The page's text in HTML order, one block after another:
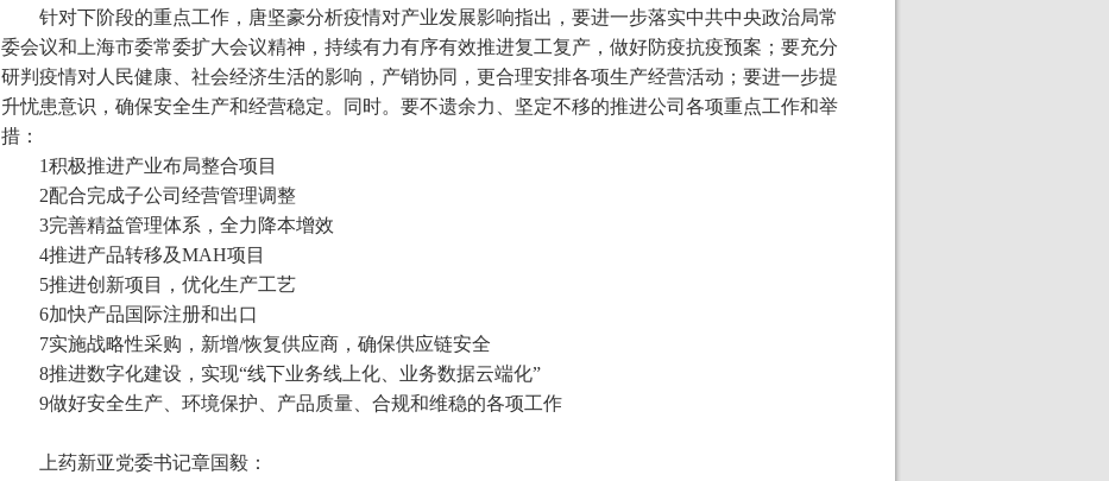
针对下阶段的重点工作，唐坚豪分析疫情对产业发展影响指出，要进一步落实中共中央政治局常
委会议和上海市委常委扩大会议精神，持续有力有序有效推进复工复产，做好防疫抗疫预案；要充分
研判疫情对人民健康、社会经济生活的影响，产销协同，更合理安排各项生产经营活动；要进一步提
升忧患意识，确保安全生产和经营稳定。同时。要不遗余力、坚定不移的推进公司各项重点工作和举
措：
1积极推进产业布局整合项目
2配合完成子公司经营管理调整
3完善精益管理体系，全力降本增效
4推进产品转移及MAH项目
5推进创新项目，优化生产工艺
6加快产品国际注册和出口
7实施战略性采购，新增/恢复供应商，确保供应链安全
8推进数字化建设，实现“线下业务线上化、业务数据云端化”
9做好安全生产、环境保护、产品质量、合规和维稳的各项工作
上药新亚党委书记章国毅：